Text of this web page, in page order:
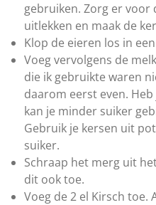
gebruiken. Zorg er voor
uitlekken en maak de
Klop de eieren los in
Voeg vervolgens de
die ik gebruikte waren
daarom eerst even.
kan je minder suiker
Gebruik je kersen uit
suiker.
Schraap het merg uit
dit ook toe.
Voeg de 2 el Kirsch toe.